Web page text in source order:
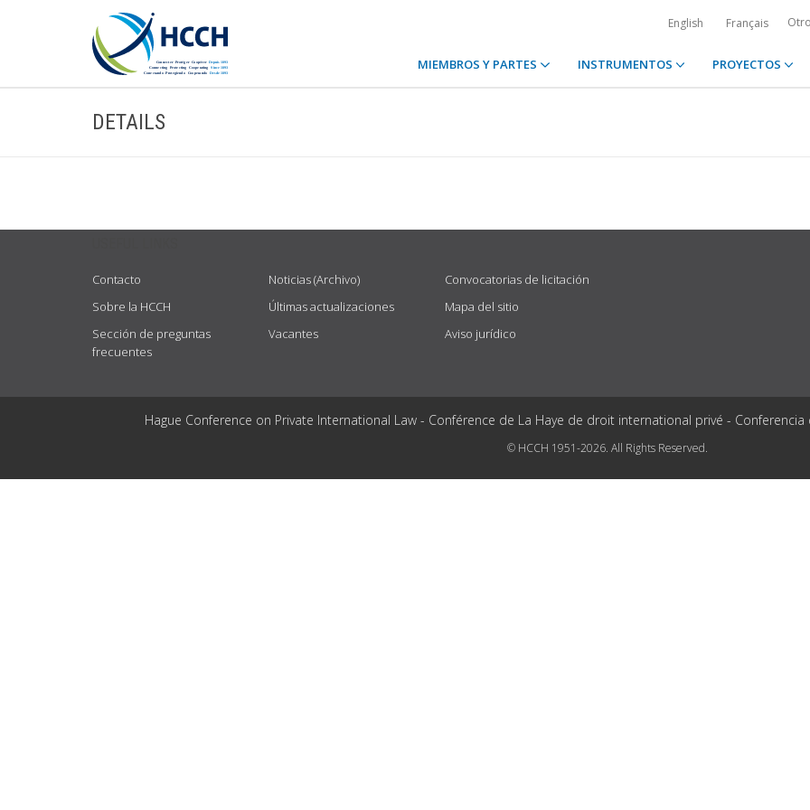
English Français
MIEMBROS Y PARTES INSTRUMENTOS PROYECTOS
DETAILS
Contacto
Sobre la HCCH
Sección de preguntas
frecuentes
Noticias (Archivo)
Últimas actualizaciones
Vacantes
Convocatorias de licitación
Mapa del sitio
Aviso jurídico
Hague Conference on Private International Law - Conférence de La Haye de droit international privé -
© HCCH 1951-2026. All Rights Reserved.